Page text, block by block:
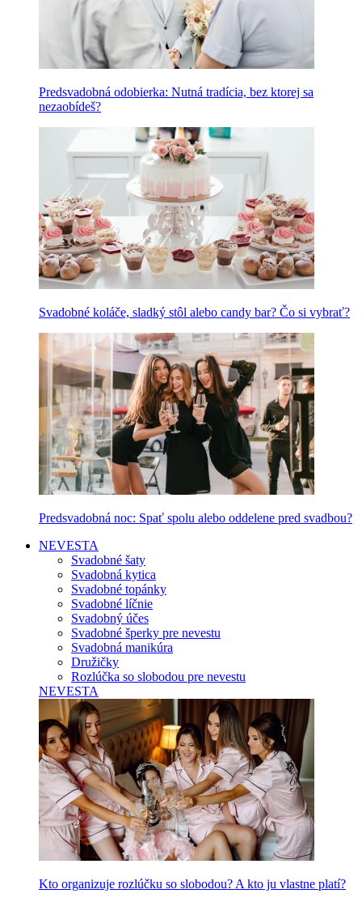
Predsvadobná odobierka: Nutná tradícia, bez ktorej sa
nezaobídeš?
Svadobné koláče, sladký stôl alebo candy bar? Čo si vybrať?
Predsvadobná noc: Spať spolu alebo oddelene pred svadbou?
NEVESTA
Svadobné šaty
Svadobná kytica
Svadobné topánky
Svadobné líčnie
Svadobný účes
Svadobné šperky pre nevestu
Svadobná manikúra
Družičky
Rozlúčka so slobodou pre nevestu
NEVESTA
Kto organizuje rozlúčku so slobodou? A kto ju vlastne platí?